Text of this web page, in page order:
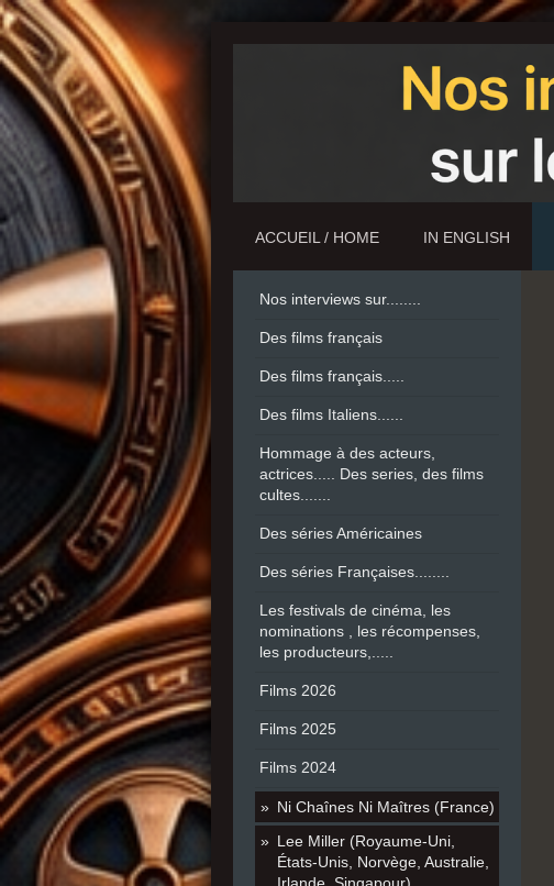
ACCUEIL / HOME IN ENGLISH
Nos interviews sur........
Des films français
Des films français.....
Des films Italiens......
Hommage à des acteurs,
actrices..... Des series, des films
cultes.......
Des séries Américaines
Des séries Françaises........
Les festivals de cinéma, les
nominations , les récompenses,
les producteurs,.....
Films 2026
Films 2025
Films 2024
Ni Chaînes Ni Maîtres (France)
Lee Miller (Royaume-Uni,
États-Unis, Norvège, Australie,